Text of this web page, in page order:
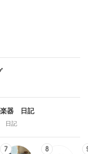
楽器 日記
日記
7 8